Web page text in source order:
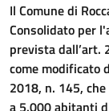
Il Comune di
Consolidato per
prevista dall’art.
come modificato
2018, n. 145,
a 5.000 abitanti